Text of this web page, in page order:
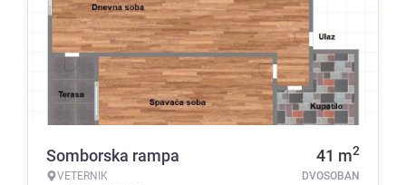
Somborska rampa
VETERNIK
41 m2
DVOSOBAN